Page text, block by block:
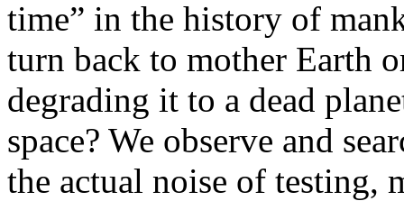
time” in the history of
turn back to mother Earth
degrading it to a dead
space? We observe and
the actual noise of testing,